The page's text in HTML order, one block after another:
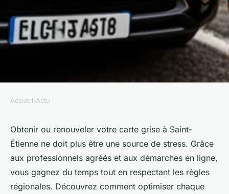
Gérez votre carte grise sans
stress à saint-Étienne !
Aaron •24 mai 2025•3 min de lecture
Accueil›Actu
Obtenir ou renouveler votre carte grise à Saint-
Étienne ne doit plus être une source de stress. Grâce
aux professionnels agréés et aux démarches en ligne,
vous gagnez du temps tout en respectant les règles
régionales. Découvrez comment optimiser chaque